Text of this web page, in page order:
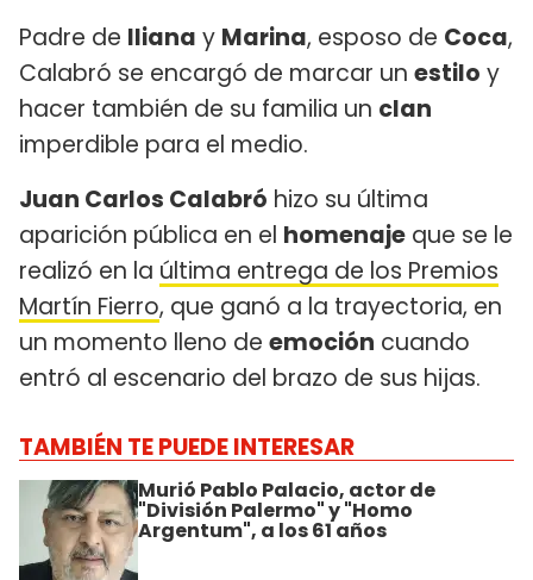
Padre de Iliana y Marina, esposo de Coca,
Calabró se encargó de marcar un estilo y
hacer también de su familia un clan
imperdible para el medio.
Juan Carlos Calabró hizo su última
aparición pública en el homenaje que se le
realizó en la última entrega de los Premios
Martín Fierro, que ganó a la trayectoria, en
un momento lleno de emoción cuando
entró al escenario del brazo de sus hijas.
TAMBIÉN TE PUEDE INTERESAR
Murió Pablo Palacio, actor de
"División Palermo" y "Homo
Argentum", a los 61 años